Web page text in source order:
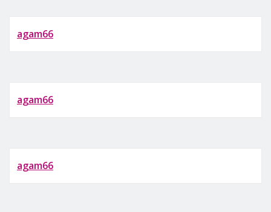
agam66
agam66
agam66